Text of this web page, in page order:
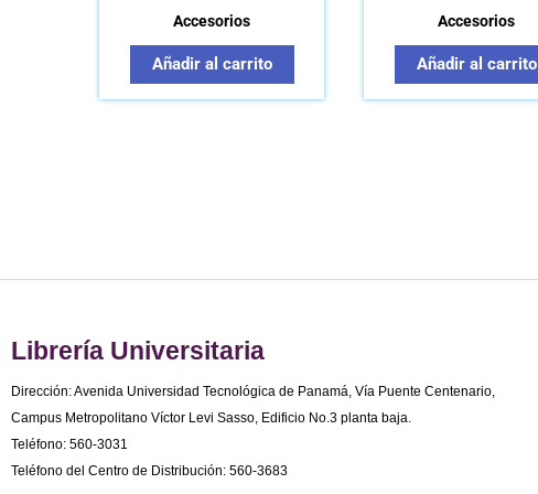
Accesorios
Añadir al carrito
Accesorios
Añadir al carrito
Librería Universitaria
Dirección: Avenida Universidad Tecnológica de Panamá, Vía Puente Centenario,
Campus Metropolitano Víctor Levi Sasso, Edificio No.3 planta baja.
Teléfono: 560-3031
Teléfono del Centro de Distribución: 560-3683